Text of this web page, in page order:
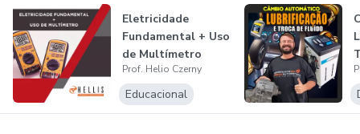
Eletricidade
Fundamental + Uso
de Multímetro
Prof. Helio Czerny
Educacional